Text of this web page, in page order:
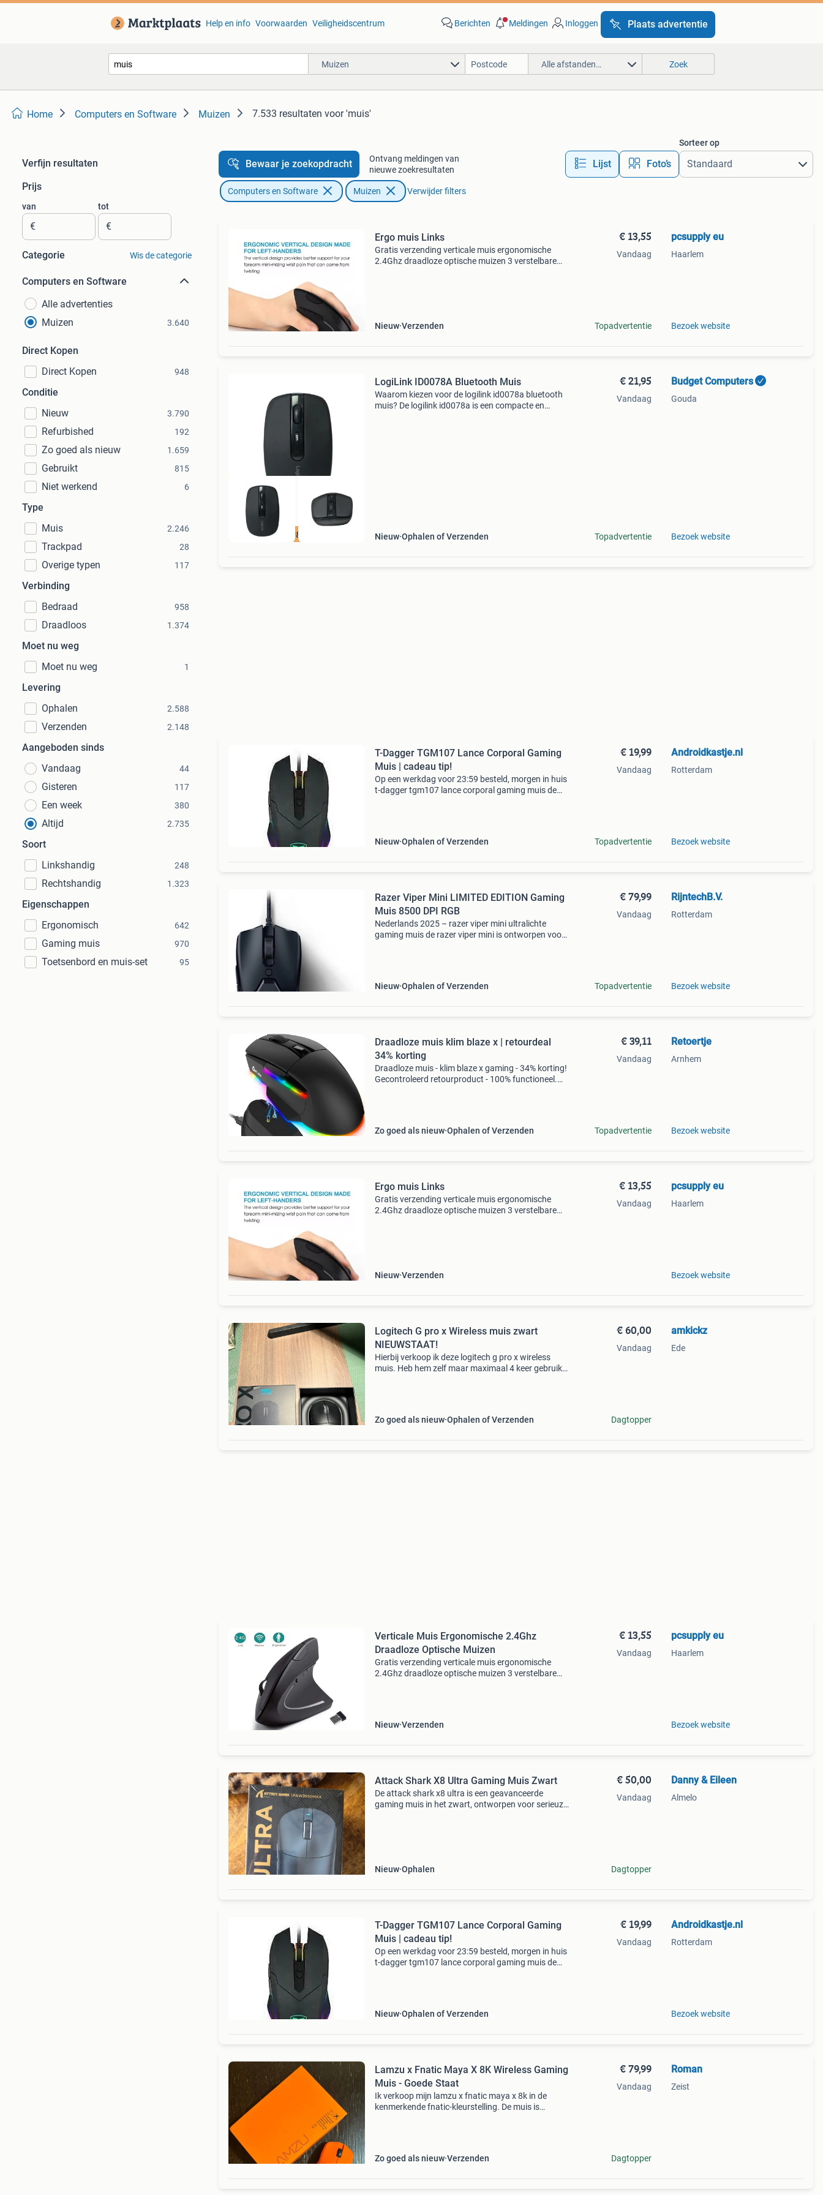
Help en info Voorwaarden Veiligheidscentrum Berichten Meldingen Inloggen Plaats advertentie
Muizen Alle afstanden… Zoek
Home Computers en Software Muizen 7.533 resultaten voor 'muis'
Verfijn resultaten
Prijs
van
€
tot
€
Categorie Wis de categorie
Computers en Software
Alle advertenties
Muizen
3.640
Direct Kopen
Direct Kopen
948
Conditie
Nieuw
3.790
Refurbished 192
Zo goed als nieuw 1.659
Gebruikt 815
Niet werkend 6
Type
Muis
2.246
Trackpad 28
Overige typen 117
Verbinding
Bedraad
958
Draadloos 1.374
Moet nu weg
Moet nu weg
1
Levering
Ophalen
2.588
Verzenden 2.148
Aangeboden sinds
Vandaag
44
Gisteren 117
Een week 380
Altijd 2.735
Soort
Linkshandig
248
Rechtshandig 1.323
Eigenschappen
Ergonomisch
642
Gaming muis 970
Toetsenbord en muis-set 95
Bewaar je zoekopdracht
Ontvang meldingen van
nieuwe zoekresultaten
Lijst Foto’s
Sorteer op
Computers en Software Muizen Verwijder filters
Ergo muis Links
Gratis verzending verticale muis ergonomische
2.4Ghz draadloze optische muizen 3 verstelbare
Nieuw Verzenden
€ 13,55
Vandaag
Topadvertentie
pcsupply eu
Haarlem
Bezoek website
GOEDKOOP&GARANTIE
LogiLink ID0078A Bluetooth Muis
Waarom kiezen voor de logilink id0078a bluetooth
muis? De logilink id0078a is een compacte en
Nieuw Ophalen of Verzenden
€ 21,95
Vandaag
Topadvertentie
Budget Computers
Gouda
Bezoek website
T-Dagger TGM107 Lance Corporal Gaming
Muis | cadeau tip!
Op een werkdag voor 23:59 besteld, morgen in huis
t-dagger tgm107 lance corporal gaming muis de
Nieuw Ophalen of Verzenden
€ 19,99
Vandaag
Topadvertentie
Androidkastje.nl
Rotterdam
Bezoek website
Razer Viper Mini LIMITED EDITION Gaming
Muis 8500 DPI RGB
Nederlands 2025 – razer viper mini ultralichte
gaming muis de razer viper mini is ontworpen voor
Nieuw Ophalen of Verzenden
€ 79,99
Vandaag
Topadvertentie
RijntechB.V.
Rotterdam
Bezoek website
Draadloze muis klim blaze x | retourdeal
34% korting
Draadloze muis - klim blaze x gaming - 34% korting!
Gecontroleerd retourproduct - 100% functioneel.
Zo goed als nieuw Ophalen of Verzenden
€ 39,11
Vandaag
Topadvertentie
Retoertje
Arnhem
Bezoek website
Ergo muis Links
Gratis verzending verticale muis ergonomische
2.4Ghz draadloze optische muizen 3 verstelbare
Nieuw Verzenden
€ 13,55
Vandaag
pcsupply eu
Haarlem
Bezoek website
Logitech G pro x Wireless muis zwart
NIEUWSTAAT!
Hierbij verkoop ik deze logitech g pro x wireless
muis. Heb hem zelf maar maximaal 4 keer gebruikt.
Zo goed als nieuw Ophalen of Verzenden
€ 60,00
Vandaag
Dagtopper
amkickz
Ede
Verticale Muis Ergonomische 2.4Ghz
Draadloze Optische Muizen
Gratis verzending verticale muis ergonomische
2.4Ghz draadloze optische muizen 3 verstelbare
Nieuw Verzenden
€ 13,55
Vandaag
pcsupply eu
Haarlem
Bezoek website
Attack Shark X8 Ultra Gaming Muis Zwart
De attack shark x8 ultra is een geavanceerde
gaming muis in het zwart, ontworpen voor serieuze
Nieuw Ophalen
€ 50,00
Vandaag
Dagtopper
Danny & Eileen
Almelo
T-Dagger TGM107 Lance Corporal Gaming
Muis | cadeau tip!
Op een werkdag voor 23:59 besteld, morgen in huis
t-dagger tgm107 lance corporal gaming muis de
Nieuw Ophalen of Verzenden
€ 19,99
Vandaag
Androidkastje.nl
Rotterdam
Bezoek website
Lamzu x Fnatic Maya X 8K Wireless Gaming
Muis - Goede Staat
Ik verkoop mijn lamzu x fnatic maya x 8k in de
kenmerkende fnatic-kleurstelling. De muis is
Zo goed als nieuw Verzenden
€ 79,99
Vandaag
Dagtopper
Roman
Zeist